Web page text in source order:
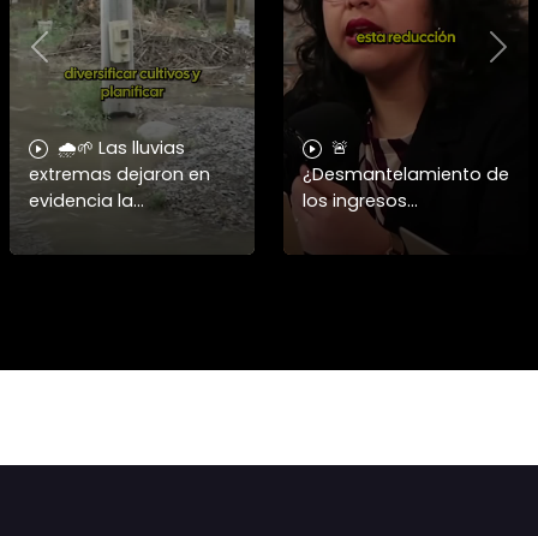
🌧️🌱 Las lluvias
extremas dejaron en
evidencia la
vulnerabilidad del
campo chileno.
🚨
¿Desmantelamiento de
los ingresos
municipales o
beneficio fiscal
Previous